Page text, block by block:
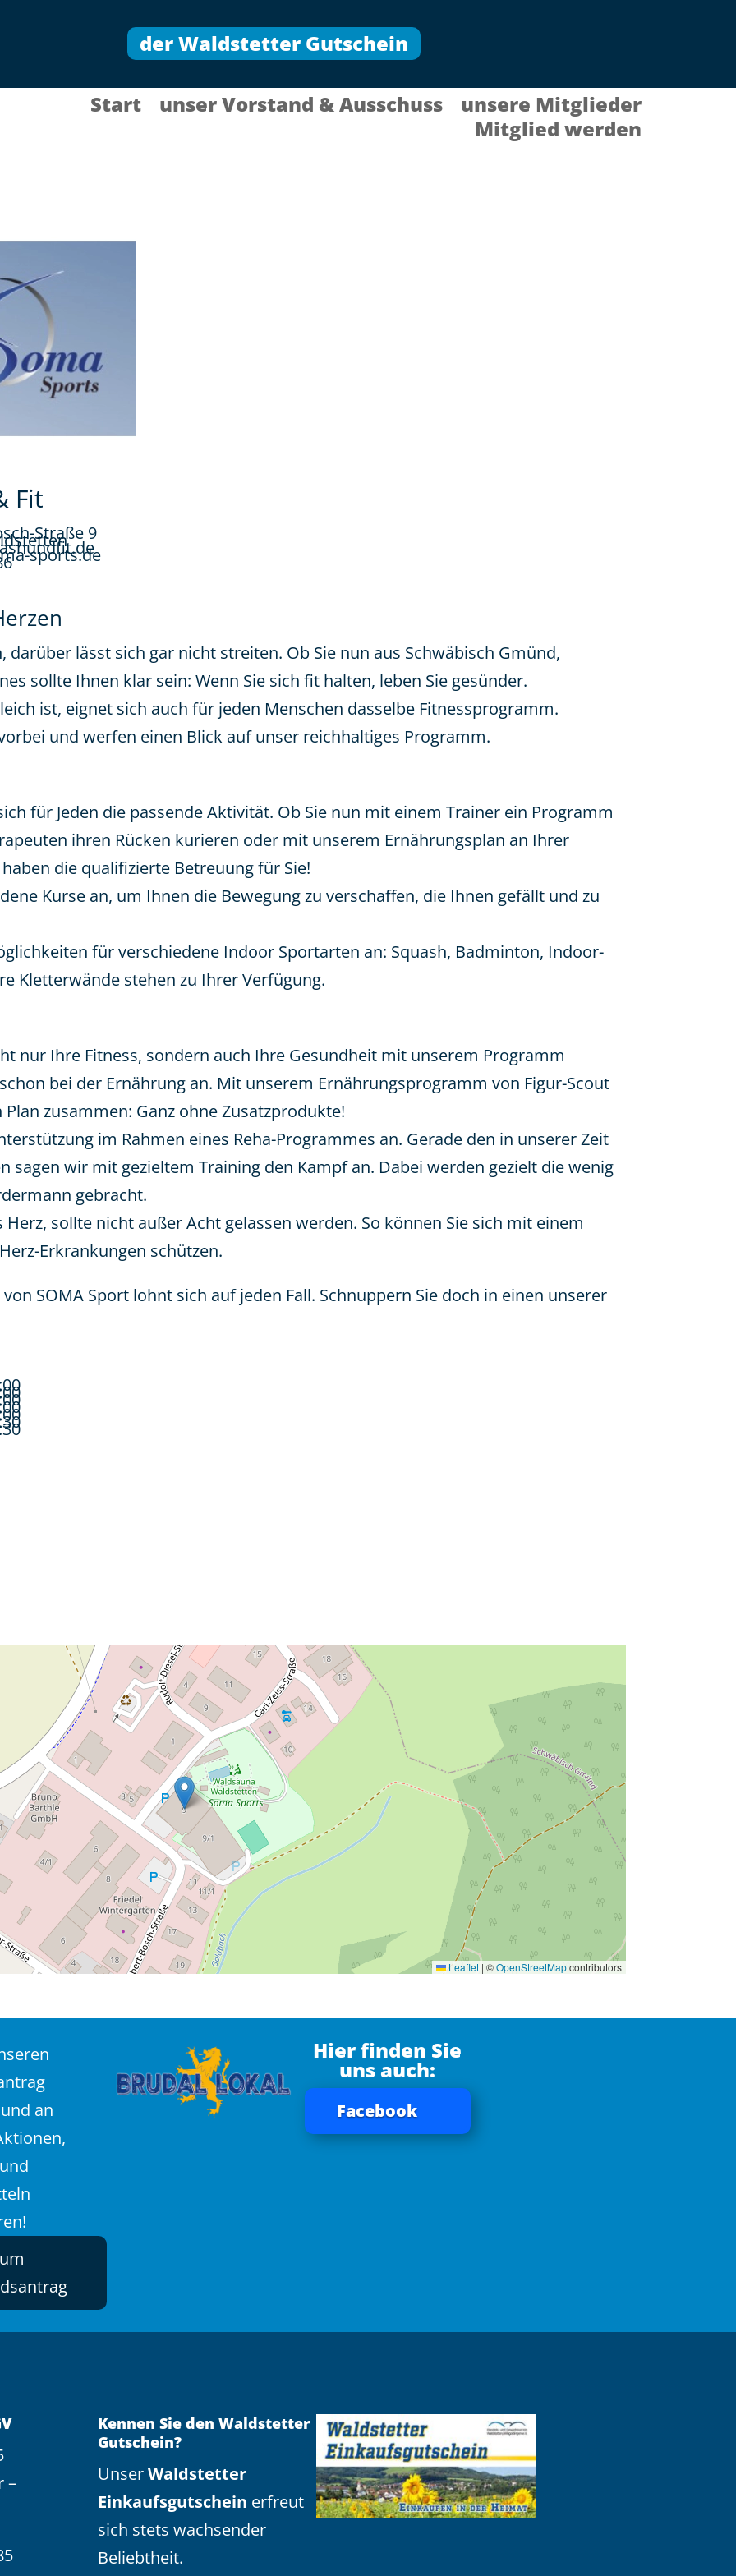
der Waldstetter Gutschein
Start unser Vorstand & Ausschuss
unsere Mitglieder
Mitglied werden
Fit
Straße 9
sports.de
darüber lässt sich gar nicht streiten. Ob Sie nun aus Schwäbisch Gmünd,
sollte Ihnen klar sein: Wenn Sie sich fit halten, leben Sie gesünder.
ist, eignet sich auch für jeden Menschen dasselbe Fitnessprogramm.
und werfen einen Blick auf unser reichhaltiges Programm.
für Jeden die passende Aktivität. Ob Sie nun mit einem Trainer ein Programm
ihren Rücken kurieren oder mit unserem Ernährungsplan an Ihrer
die qualifizierte Betreuung für Sie!
Kurse an, um Ihnen die Bewegung zu verschaffen, die Ihnen gefällt und zu
für verschiedene Indoor Sportarten an: Squash, Badminton, Indoor-
Kletterwände stehen zu Ihrer Verfügung.
nur Ihre Fitness, sondern auch Ihre Gesundheit mit unserem Programm
bei der Ernährung an. Mit unserem Ernährungsprogramm von Figur-Scout
zusammen: Ganz ohne Zusatzprodukte!
im Rahmen eines Reha-Programmes an. Gerade den in unserer Zeit
sagen wir mit gezieltem Training den Kampf an. Dabei werden gezielt die wenig
gebracht.
sollte nicht außer Acht gelassen werden. So können Sie sich mit einem
Erkrankungen schützen.
SOMA Sport lohnt sich auf jeden Fall. Schnuppern Sie doch in einen unserer
Leaflet | ©OpenStreetMapcontributors
an
Hier finden Sie
uns auch:
Facebook
–
Kennen Sie den Waldstetter
Gutschein?
UnserWaldstetter
Einkaufsgutschein erfreut
sich stets wachsender
Beliebtheit.